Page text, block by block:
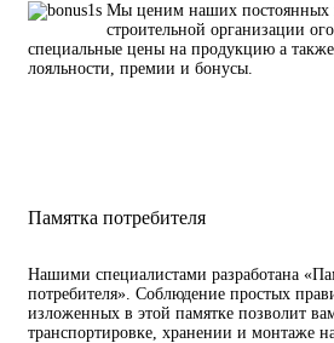
Мы ценим наших постоянных
строительной организации
специальные цены на продукцию а
лояльности, премии и бонусы.
Памятка потребителя
Нашими специалистами разработана
потребителя». Соблюдение простых
изложенных в этой памятке позволит
транспортировке, хранении и монтаже